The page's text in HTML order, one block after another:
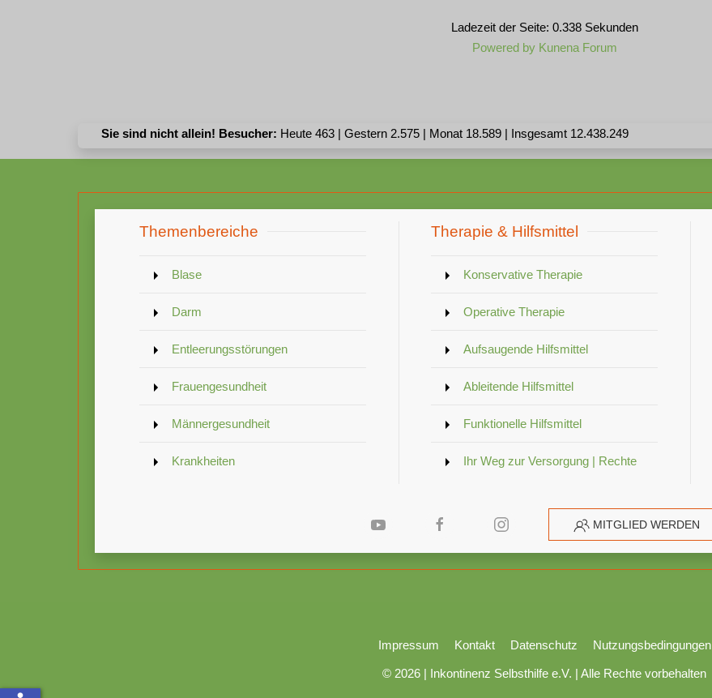
Ladezeit der Seite: 0.338 Sekunden
Powered by Kunena Forum
Sie sind nicht allein! Besucher: Heute 463 | Gestern 2.575 | Monat 18.589 | Insgesamt 12.438.249
Themenbereiche
Blase
Darm
Entleerungsstörungen
Frauengesundheit
Männergesundheit
Krankheiten
Therapie & Hilfsmittel
Konservative Therapie
Operative Therapie
Aufsaugende Hilfsmittel
Ableitende Hilfsmittel
Funktionelle Hilfsmittel
Ihr Weg zur Versorgung | Rechte
MITGLIED WERDEN
Impressum Kontakt Datenschutz Nutzungsbedingungen
© 2026 | Inkontinenz Selbsthilfe e.V. | Alle Rechte vorbehalten